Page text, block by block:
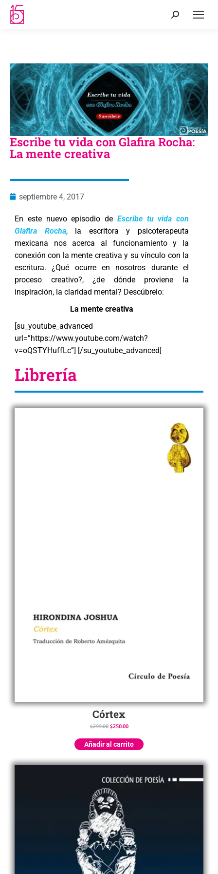
Escribe tu vida con Glafira Rocha:
La mente creativa
septiembre 4, 2017
En este nuevo episodio de Escribe tu vida con
Glafira Rocha, la escritora y psicoterapeuta
mexicana nos acerca al funcionamiento y la
conexión con la mente creativa y su vínculo con la
escritura. ¿Qué ocurre en nosotros durante el
proceso creativo?, ¿de dónde proviene la
inspiración, la claridad mental? Descúbrelo:
La mente creativa
[su_youtube_advanced
url=”https://www.youtube.com/watch?
v=oQSTYHuffLc”] [/su_youtube_advanced]
Librería
Córtex
$299.00 $250.00
Añadir al carrito